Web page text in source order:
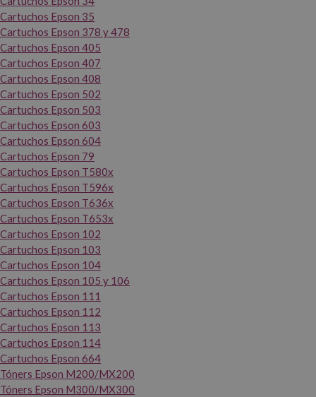
Cartuchos Epson 35
Cartuchos Epson 378 y 478
Cartuchos Epson 405
Cartuchos Epson 407
Cartuchos Epson 408
Cartuchos Epson 502
Cartuchos Epson 503
Cartuchos Epson 603
Cartuchos Epson 604
Cartuchos Epson 79
Cartuchos Epson T580x
Cartuchos Epson T596x
Cartuchos Epson T636x
Cartuchos Epson T653x
Cartuchos Epson 102
Cartuchos Epson 103
Cartuchos Epson 104
Cartuchos Epson 105 y 106
Cartuchos Epson 111
Cartuchos Epson 112
Cartuchos Epson 113
Cartuchos Epson 114
Cartuchos Epson 664
Tóners Epson M200/MX200
Tóners Epson M300/MX300